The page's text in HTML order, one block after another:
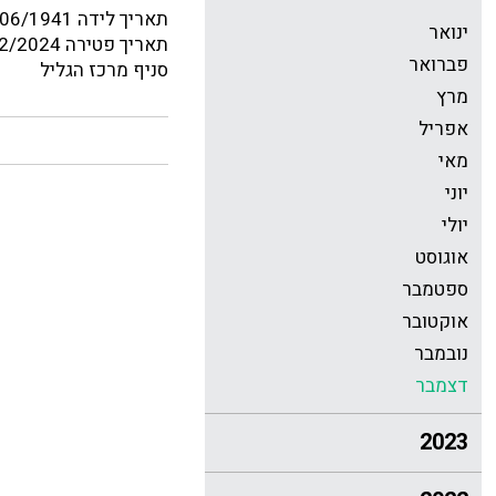
ינואר
פברואר
מרץ
אפריל
מאי
יוני
יולי
אוגוסט
ספטמבר
אוקטובר
נובמבר
דצמבר
2023
תאריך לידה 01/06/1941
תאריך פטירה 30/12/2024
סניף מרכז הגליל